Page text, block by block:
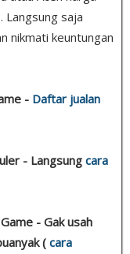
saja
nikmati keuntungan
- Daftar jualan
- Langsung cara
- Gak usah
( cara